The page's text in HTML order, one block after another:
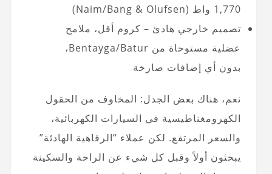
1,770 واط (Naim/Bang & Olufsen)
تصميم خارجي هادئ – كروم أقل، ملامح
عضلية مستوحاة من Bentayga/Batur،
بدون أي إضافات صارخة
نعم، هناك بعض الجدل: المخاوف من الحقول
الكهرومغناطيسية في السيارات الكهربائية،
والسعر المرتفع. لكن عملاء “الرفاهية الهادئة”
يبحثون أولاً وقبل كل شيء عن الراحة والسكينة